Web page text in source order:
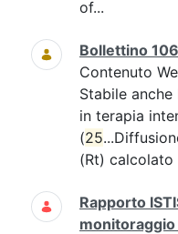
of...
Bollettino
Contenuto
Stabile
in terapia
(25
(Rt) calcolato
Rapporto